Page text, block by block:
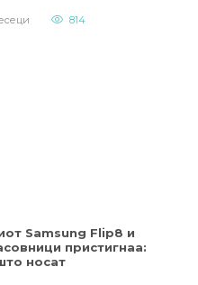
814
Samsung Flip8 и
пристигнаа:
носат